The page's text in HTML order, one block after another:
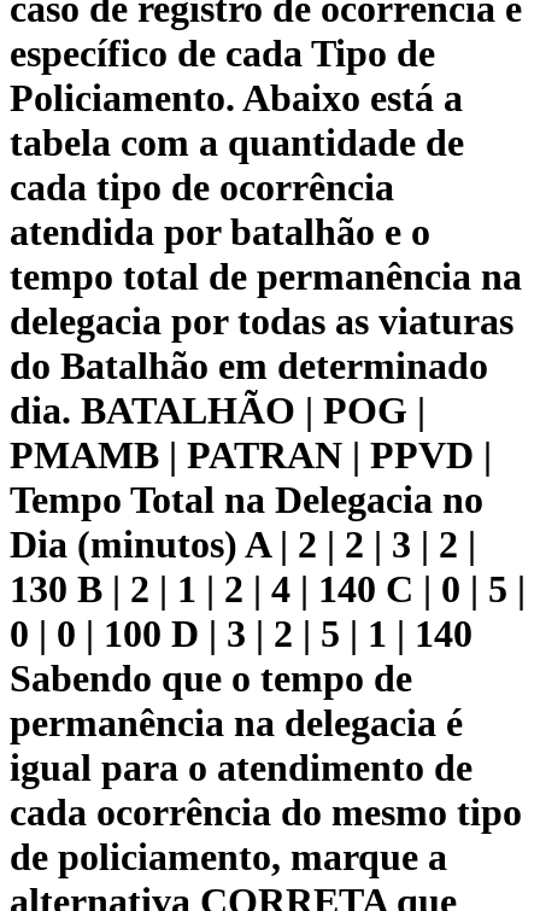
caso de registro de ocorrência é
específico de cada Tipo de
Policiamento. Abaixo está a
tabela com a quantidade de
cada tipo de ocorrência
atendida por batalhão e o
tempo total de permanência na
delegacia por todas as viaturas
do Batalhão em determinado
dia. BATALHÃO | POG |
PMAMB | PATRAN | PPVD |
Tempo Total na Delegacia no
Dia (minutos) A | 2 | 2 | 3 | 2 |
130 B | 2 | 1 | 2 | 4 | 140 C | 0 | 5 |
0 | 0 | 100 D | 3 | 2 | 5 | 1 | 140
Sabendo que o tempo de
permanência na delegacia é
igual para o atendimento de
cada ocorrência do mesmo tipo
de policiamento, marque a
alternativa CORRETA que